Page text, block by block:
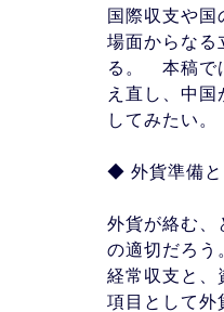
国際収支や国
場面からなる
る。 本稿で
え直し、中
してみたい。
◆ 外貨準備
外貨が絡む、
の適切だろう
経常収支と、
項目として外